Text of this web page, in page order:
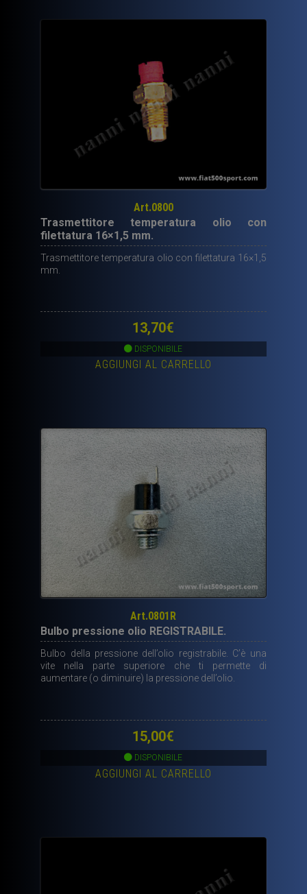
Art.0800
Trasmettitore temperatura olio con
filettatura 16×1,5 mm.
Trasmettitore temperatura olio con filettatura 16×1,5
mm.
13,70€
DISPONIBILE
AGGIUNGI AL CARRELLO
Art.0801R
Bulbo pressione olio REGISTRABILE.
Bulbo della pressione dell’olio registrabile. C’è una
vite nella parte superiore che ti permette di
aumentare (o diminuire) la pressione dell’olio.
15,00€
DISPONIBILE
AGGIUNGI AL CARRELLO